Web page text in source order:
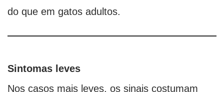
do que em gatos adultos.
Sintomas leves
Nos casos mais leves, os sinais costumam